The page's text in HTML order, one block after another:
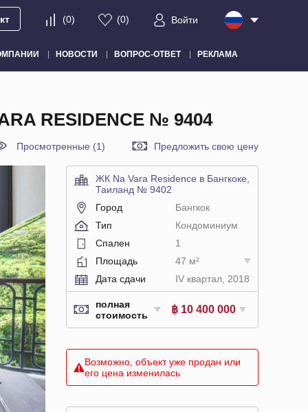
(0) (0) Войти
НОВОСТИ ВОПРОС-ОТВЕТ РЕКЛАМА
RESIDENCE № 9404
Просмотренные (1) Предложить свою цену
ЖК Na Vara Residence в Бангкоке,
Таиланд № 9402
Город
Бангкок
Тип
Кондоминиум
Спален
1
Площадь
47 м²
Дата сдачи
IV квартал, 2018
полная
стоимость
฿ 10 400 000
Возможно, объект уже продан или
его цена изменилась